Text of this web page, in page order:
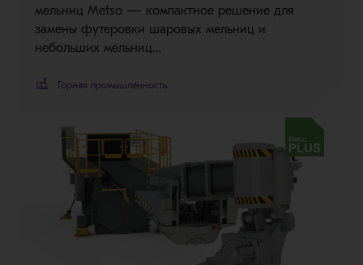
мельниц Metso — компактное решение для
замены футеровки шаровых мельниц и
небольших мельниц…
Горная промышленность